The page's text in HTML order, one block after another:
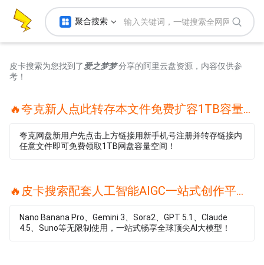
聚合搜索
皮卡搜索为您找到了爱之梦梦分享的阿里云盘资源，内容仅供参
考！
🔥夸克新人点此转存本文件免费扩容1TB容量🔥
夸克网盘新用户先点击上方链接用新手机号注册并转存链接内
任意文件即可免费领取1TB网盘容量空间！
🔥皮卡搜索配套人工智能AIGC一站式创作平台🔥
Nano Banana Pro、Gemini 3、Sora2、GPT 5.1、Claude
4.5、Suno等无限制使用，一站式畅享全球顶尖AI大模型！